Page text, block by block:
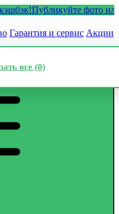
Публикуйте фото или
Гарантия и сервис Акции
все (0)